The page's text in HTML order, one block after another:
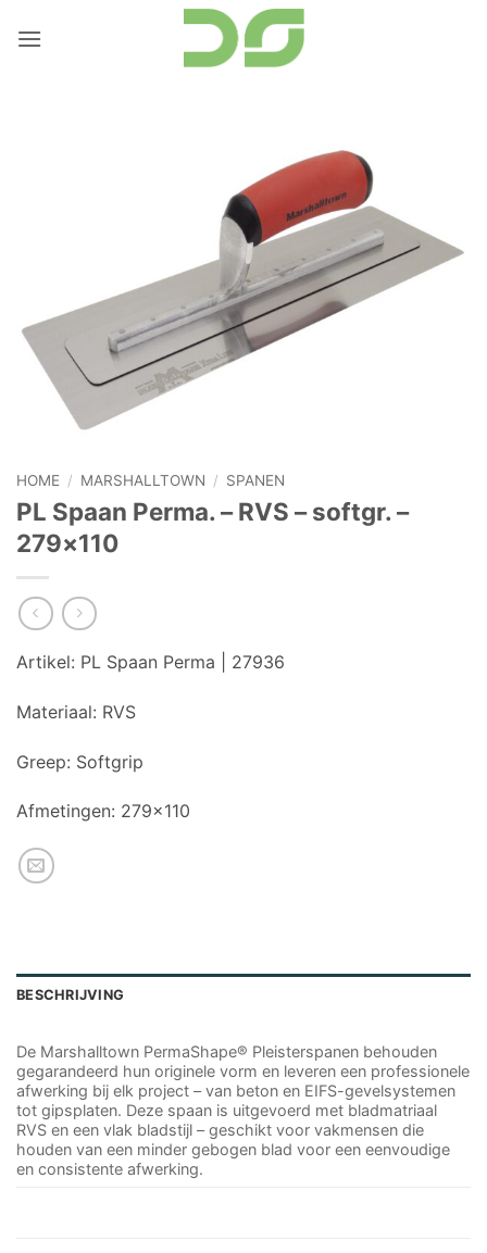
naar
HOME / MARSHALLTOWN / SPANEN
PL Spaan Perma. – RVS – softgr. –
279×110
Artikel: PL Spaan Perma | 27936
Materiaal: RVS
Greep: Softgrip
Afmetingen: 279×110
BESCHRIJVING
De Marshalltown PermaShape® Pleisterspanen behouden
gegarandeerd hun originele vorm en leveren een professionele
afwerking bij elk project – van beton en EIFS-gevelsystemen
tot gipsplaten. Deze spaan is uitgevoerd met bladmatriaal
RVS en een vlak bladstijl – geschikt voor vakmensen die
houden van een minder gebogen blad voor een eenvoudige
en consistente afwerking.